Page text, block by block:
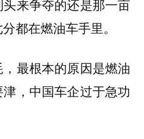
来争夺的还是那一亩
都在燃油车手里。
最根本的原因是燃油
，中国车企过于急功